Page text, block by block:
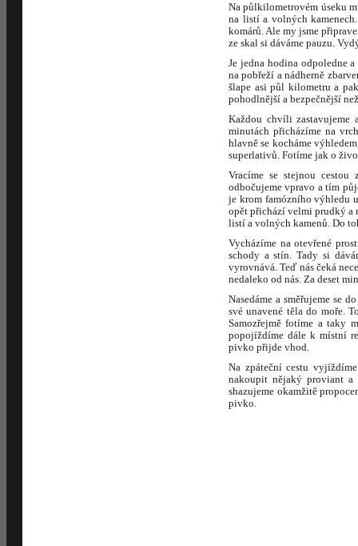
Na půlkilometrovém úseku
na listí a volných
komárů. Ale my jsme
ze skal si dáváme pauzu.
Je jedna hodina odpoledne
na pobřeží a nádherně
šlape asi půl kilometru a
pohodlnější a bezpečnější
Každou chvíli zastavujeme
minutách přicházíme na
hlavně se kocháme
superlativů. Fotíme jak o
Vracíme se stejnou
odbočujeme vpravo a tím
je krom famózního výhledu
opět přichází velmi prudký a
listí a volných kamenů. Do
Vycházíme na otevřené
schody a stín. Tady si
vyrovnává. Teď nás čeká
nedaleko od nás. Za deset
Nasedáme a směřujeme se
své unavené těla do moře.
Samozřejmě fotíme a taky
popojíždíme dále k místní
pivko přijde vhod.
Na zpáteční cestu
nakoupit nějaký proviant
shazujeme okamžitě
pivko.